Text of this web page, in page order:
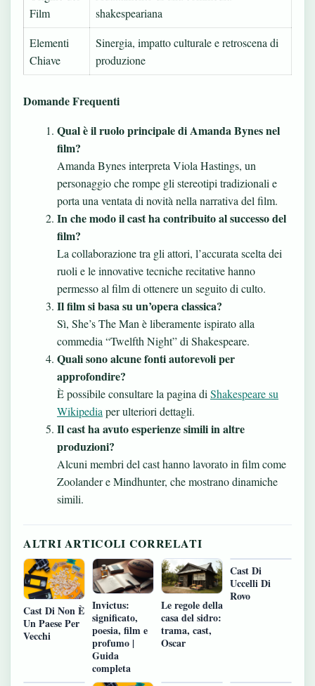
Film
shakespeariana
Elementi
Chiave
Sinergia, impatto culturale e retroscena di
produzione
Domande Frequenti
Qual è il ruolo principale di Amanda Bynes nel
film?
Amanda Bynes interpreta Viola Hastings, un
personaggio che rompe gli stereotipi tradizionali e
porta una ventata di novità nella narrativa del film.
In che modo il cast ha contribuito al successo del
film?
La collaborazione tra gli attori, l’accurata scelta dei
ruoli e le innovative tecniche recitative hanno
permesso al film di ottenere un seguito di culto.
Il film si basa su un’opera classica?
Sì, She’s The Man è liberamente ispirato alla
commedia “Twelfth Night” di Shakespeare.
Quali sono alcune fonti autorevoli per
approfondire?
È possibile consultare la pagina di Shakespeare su
Wikipedia per ulteriori dettagli.
Il cast ha avuto esperienze simili in altre
produzioni?
Alcuni membri del cast hanno lavorato in film come
Zoolander e Mindhunter, che mostrano dinamiche
simili.
ALTRI ARTICOLI CORRELATI
Cast Di Non È
Un Paese Per
Vecchi
Invictus:
significato,
poesia, film e
profumo |
Guida
completa
Le regole della
casa del sidro:
trama, cast,
Oscar
Cast Di
Uccelli Di
Rovo